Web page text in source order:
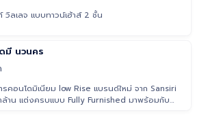
วิลเลจ แบบทาวน์เฮ้าส์ 2 ชั้น
มี นวนคร
รคอนโดมิเนียม low Rise แบรนด์ใหม่ จาก Sansiri
ล้าน แต่งครบแบบ Fully Furnished มาพร้อมกับ